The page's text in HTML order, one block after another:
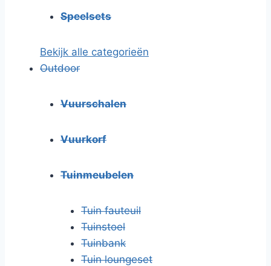
Speelsets
Bekijk alle categorieën
Outdoor
Vuurschalen
Vuurkorf
Tuinmeubelen
Tuin fauteuil
Tuinstoel
Tuinbank
Tuin loungeset